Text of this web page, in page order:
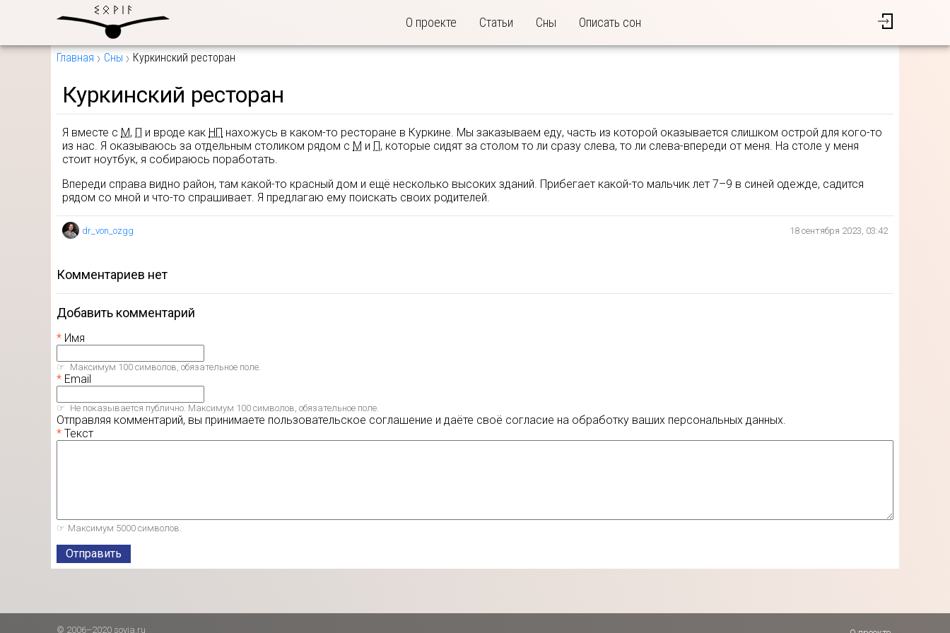
О проекте Статьи Сны Описать сон
Главная Сны Куркинский ресторан
Куркинский ресторан
Я вместе с М, П и вроде как НП нахожусь в каком-то ресторане в Куркине. Мы заказываем еду, часть из которой оказывается слишком острой для кого-то
из нас. Я оказываюсь за отдельным столиком рядом с М и П, которые сидят за столом то ли сразу слева, то ли слева-впереди от меня. На столе у меня
стоит ноутбук, я собираюсь поработать.
Впереди справа видно район, там какой-то красный дом и ещё несколько высоких зданий. Прибегает какой-то мальчик лет 7–9 в синей одежде, садится
рядом со мной и что-то спрашивает. Я предлагаю ему поискать своих родителей.
dr_von_ozgg 18 сентября 2023, 03:42
комментариев нет
Добавить комментарий
Имя
Максимум 100 символов, обязательное поле.
Email
Не показывается публично. Максимум 100 символов, обязательное поле.
Отправляя комментарий, вы принимаете пользовательское соглашение и даёте своё согласие на обработку ваших персональных данных.
Текст
Максимум 5000 символов.
Отправить
© 2006–2020 sovia.ru